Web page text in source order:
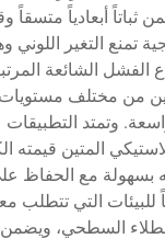
أبعادياً متسقاً
تمنع التغير
الشائعة
من مختلف مستويات
وتمتد
المتين قيمته
مع الحفاظ
للبيئات التي
السطحي، ويضمن